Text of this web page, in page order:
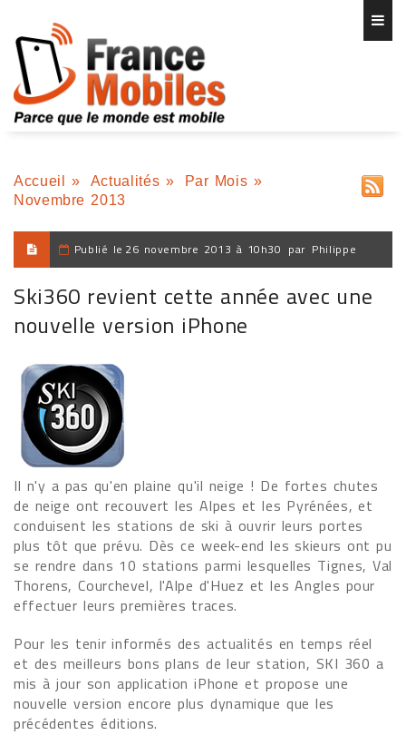
Accueil » Actualités » Par Mois »
Novembre 2013
Publié le 26 novembre 2013 à 10h30 par Philippe
Ski360 revient cette année avec une
nouvelle version iPhone
Il n'y a pas qu'en plaine qu'il neige ! De fortes chutes
de neige ont recouvert les Alpes et les Pyrénées, et
conduisent les stations de ski à ouvrir leurs portes
plus tôt que prévu. Dès ce week-end les skieurs ont pu
se rendre dans 10 stations parmi lesquelles Tignes, Val
Thorens, Courchevel, l'Alpe d'Huez et les Angles pour
effectuer leurs premières traces.
Pour les tenir informés des actualités en temps réel
et des meilleurs bons plans de leur station, SKI 360 a
mis à jour son application iPhone et propose une
nouvelle version encore plus dynamique que les
précédentes éditions.